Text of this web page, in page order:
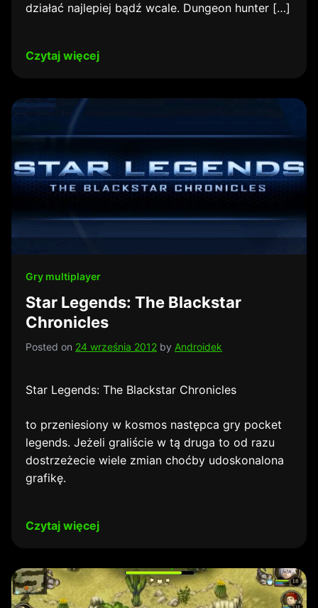
działać najlepiej bądź wcale. Dungeon hunter […]
Czytaj więcej
Gry multiplayer
Star Legends: The Blackstar
Chronicles
Posted on 24 września 2012 by Androidek
Star Legends: The Blackstar Chronicles
to przeniesiony w kosmos następca gry pocket
legends. Jeżeli graliście w tą druga to od razu
dostrzeżecie wiele zmian choćby udoskonalona
grafikę.
Czytaj więcej